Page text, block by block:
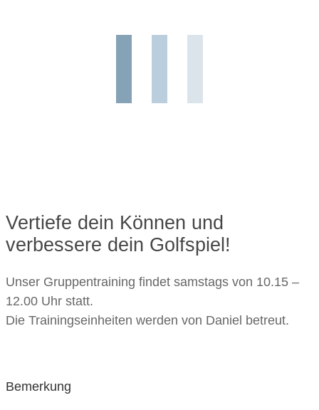
Vertiefe dein Können und
verbessere dein Golfspiel!
Unser Gruppentraining findet samstags von 10.15 –
12.00 Uhr statt.
Die Trainingseinheiten werden von Daniel betreut.
Bemerkung